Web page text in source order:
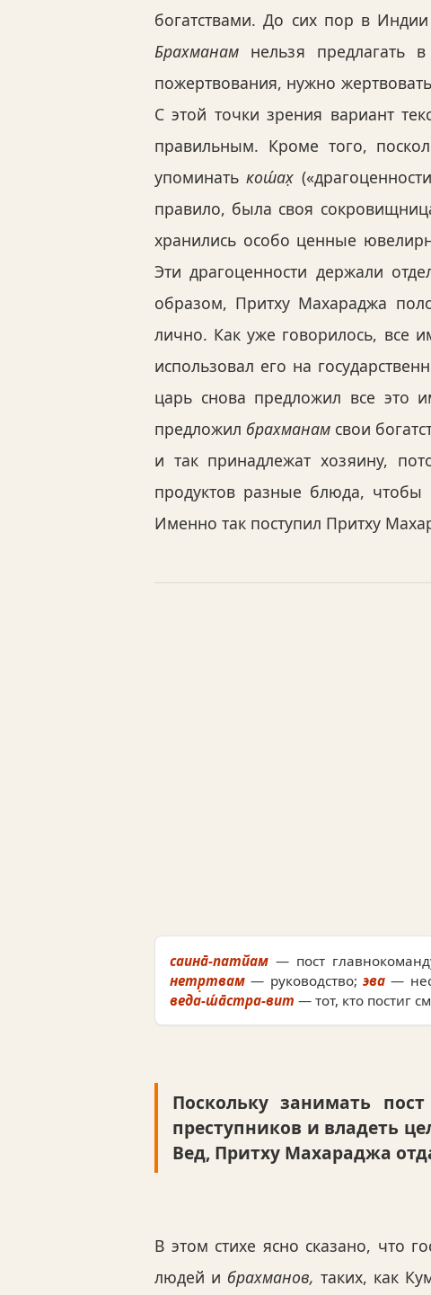
богатствами. До сих пор в
Брахманам нельзя
пожертвования, нужно
С этой точки зрения вариант
правильным. Кроме того,
упоминатькош́ах̣
правило, была своя
хранились особо ценные
Эти драгоценности держали
образом, Притху Махараджа
лично. Как уже говорилось, все
использовал его на
царь снова предложил все это
предложил брахманам свои
и так принадлежат хозяину,
продуктов разные блюда, чтобы
Именно так поступил Притху
саина̄-патйам — пост
нетр̣твам — руководство; эва —
веда-ш́а̄стра-вит — тот, кто постиг
Поскольку занимать
преступников и владеть
Вед, Притху Махараджа
В этом стихе ясно сказано, что
людей и брахманов, таких, как